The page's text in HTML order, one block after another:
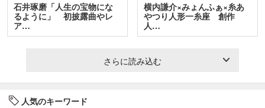
石井琢磨「人生の宝物にな
るように」 初披露曲やレ
ア…
横内謙介×みょんふぁ×糸あ
やつり人形一糸座 創作
人…
さらに読み込む
人気のキーワード